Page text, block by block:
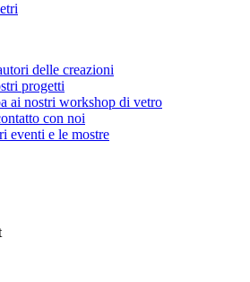
delle creazioni
progetti
ai nostri workshop di vetro
con noi
eventi e le mostre